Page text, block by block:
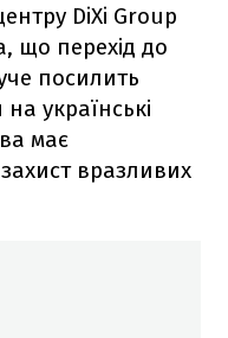
DiXi Group
що перехід до
посилить
українські
має
вразливих